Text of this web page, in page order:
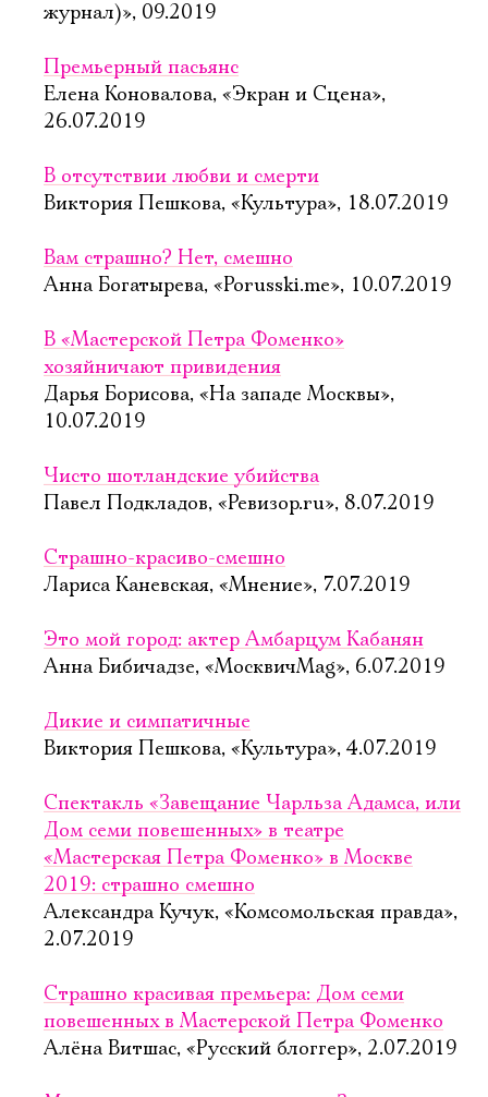
журнал)», 09.2019
Премьерный пасьянс
Елена Коновалова, «Экран и Сцена»,
26.07.2019
В отсутствии любви и смерти
Виктория Пешкова, «Культура», 18.07.2019
Вам страшно? Нет, смешно
Анна Богатырева, «Porusski.me», 10.07.2019
В «Мастерской Петра Фоменко»
хозяйничают привидения
Дарья Борисова, «На западе Москвы»,
10.07.2019
Чисто шотландские убийства
Павел Подкладов, «Ревизор.ru», 8.07.2019
Страшно-красиво-смешно
Лариса Каневская, «Мнение», 7.07.2019
Это мой город: актер Амбарцум Кабанян
Анна Бибичадзе, «МосквичMag», 6.07.2019
Дикие и симпатичные
Виктория Пешкова, «Культура», 4.07.2019
Спектакль «Завещание Чарльза Адамса, или
Дом семи повешенных» в театре
«Мастерская Петра Фоменко» в Москве
2019: страшно смешно
Александра Кучук, «Комсомольская правда»,
2.07.2019
Страшно красивая премьера: Дом семи
повешенных в Мастерской Петра Фоменко
Алёна Витшас, «Русский блоггер», 2.07.2019